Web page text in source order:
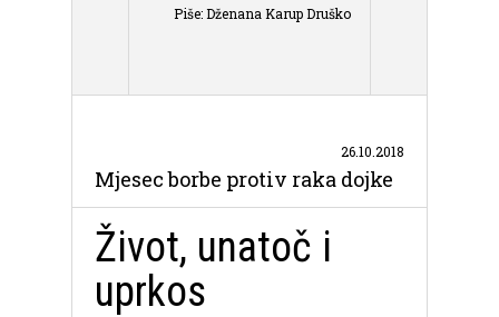
Piše: Dženana Karup Druško
Mjesec borbe protiv raka dojke
26.10.2018
Život, unatoč i
uprkos